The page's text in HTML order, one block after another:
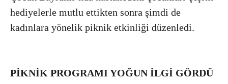
hediyelerle mutlu ettikten sonra şimdi de
kadınlara yönelik piknik etkinliği düzenledi.
PİKNİK PROGRAMI YOĞUN İLGİ GÖRDÜ